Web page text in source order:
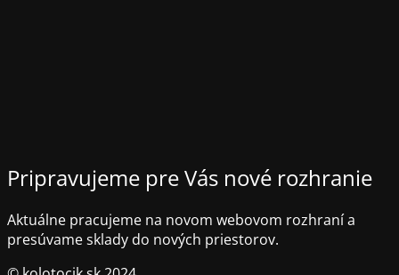
Pripravujeme pre Vás nové rozhranie
Aktuálne pracujeme na novom webovom rozhraní a
presúvame sklady do nových priestorov.